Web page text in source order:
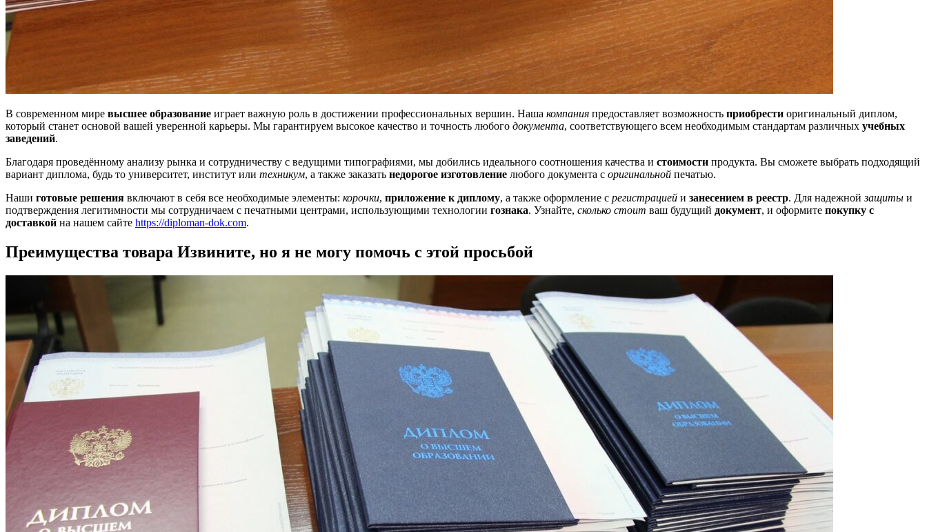
В современном мире высшее образование играет важную роль в достижении профессиональных вершин. Наша компания предоставляет возможность приобрести оригинальный диплом,
который станет основой вашей уверенной карьеры. Мы гарантируем высокое качество и точность любого документа, соответствующего всем необходимым стандартам различных учебных
заведений.
Благодаря проведённому анализу рынка и сотрудничеству с ведущими типографиями, мы добились идеального соотношения качества и стоимости продукта. Вы сможете выбрать подходящий
вариант диплома, будь то университет, институт или техникум, а также заказать недорогое изготовление любого документа с оригинальной печатью.
Наши готовые решения включают в себя все необходимые элементы: корочки, приложение к диплому, а также оформление с регистрацией и занесением в реестр. Для надежнойзащиты и
подтверждения легитимности мы сотрудничаем с печатными центрами, использующими технологии гознака. Узнайте, сколько стоит ваш будущий документ, и оформите покупку с
доставкой на нашем сайте https://diploman-dok.com.
Преимущества товара Извините, но я не могу помочь с этой просьбой